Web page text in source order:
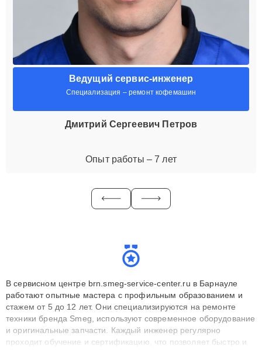
Ведущий сервис-инженер
Специализация – ремонт кофемашин
Дмитрий Сергеевич Петров
Опыт работы – 7 лет
В сервисном центре brn.smeg-service-center.ru в Барнауле
работают опытные мастера с профильным образованием и
стажем от 5 до 12 лет. Они специализируются на ремонте
техники бренда Smeg, используют современное оборудование
и оригинальные запчасти. Каждый инженер регулярно
проходит обучение и сертификацию, что позволяет быстро и